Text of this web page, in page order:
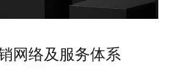
网络及服务体系